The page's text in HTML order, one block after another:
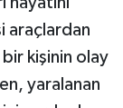
araçlardan
bir kişinin olay
yaralanan